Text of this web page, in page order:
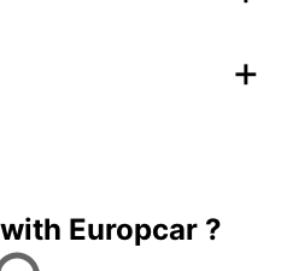
Europcar ?